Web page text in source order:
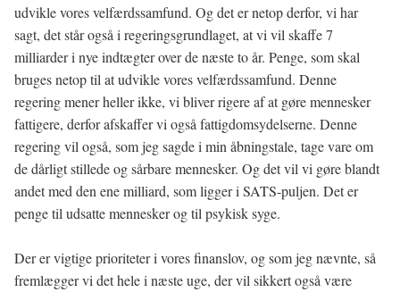
udvikle vores velfærdssamfund. Og det er netop derfor, vi har
sagt, det står også i regeringsgrundlaget, at vi vil skaffe 7
milliarder i nye indtægter over de næste to år. Penge, som skal
bruges netop til at udvikle vores velfærdssamfund. Denne
regering mener heller ikke, vi bliver rigere af at gøre mennesker
fattigere, derfor afskaffer vi også fattigdomsydelserne. Denne
regering vil også, som jeg sagde i min åbningstale, tage vare om
de dårligt stillede og sårbare mennesker. Og det vil vi gøre blandt
andet med den ene milliard, som ligger i SATS-puljen. Det er
penge til udsatte mennesker og til psykisk syge.
Der er vigtige prioriteter i vores finanslov, og som jeg nævnte, så
fremlægger vi det hele i næste uge, der vil sikkert også være